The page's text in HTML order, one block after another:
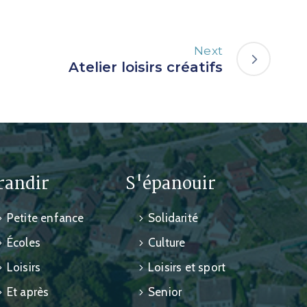
Next
Atelier loisirs créatifs
Petite enfance
Écoles
Loisirs
Et après
S'épanouir
Solidarité
Culture
Loisirs et sport
Senior